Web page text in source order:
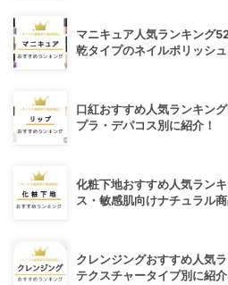
マニキュア人気ランキング
乾タイプのネイルポリッシュ
口紅おすすめ人気ランキン
プラ・デパコス別に紹介！
化粧下地おすすめ人気ラン
ス・敏感肌向けナチュラル商
クレンジングおすすめ人気
テクスチャータイプ別に紹介